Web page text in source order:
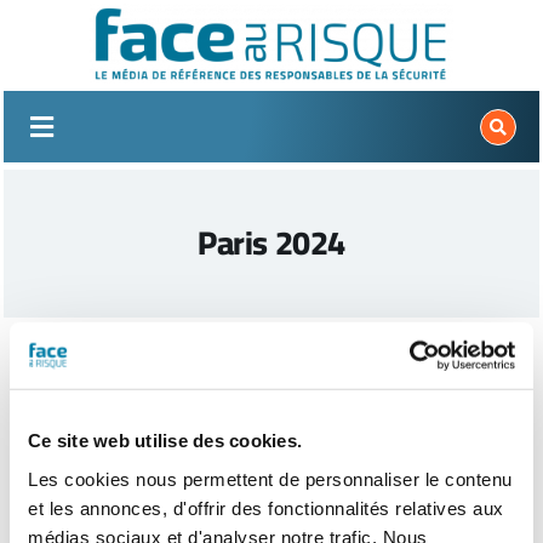
Ce site web utilise des cookies.
Les cookies nous permettent de personnaliser le contenu
et les annonces, d'offrir des fonctionnalités relatives aux
médias sociaux et d'analyser notre trafic. Nous
Paris 2024